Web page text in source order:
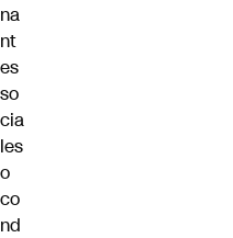
na
nt
es
so
cia
les
o
co
nd